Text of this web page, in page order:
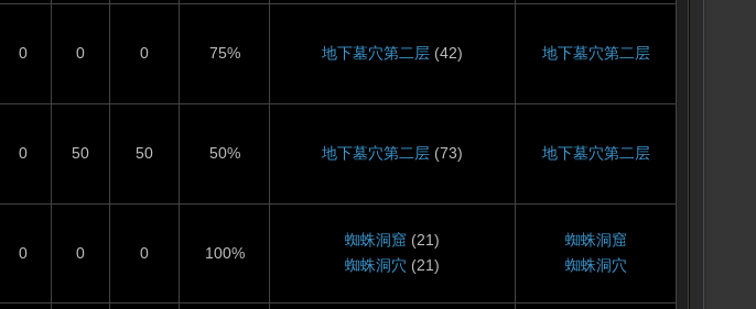
0 0 0 75% 地下墓穴第二层 (42) 地下墓穴第二层
0 50 50 50% 地下墓穴第二层 (73) 地下墓穴第二层
0 0 0 100%
蜘蛛洞窟 (21)
蜘蛛洞穴 (21)
蜘蛛洞窟
蜘蛛洞穴